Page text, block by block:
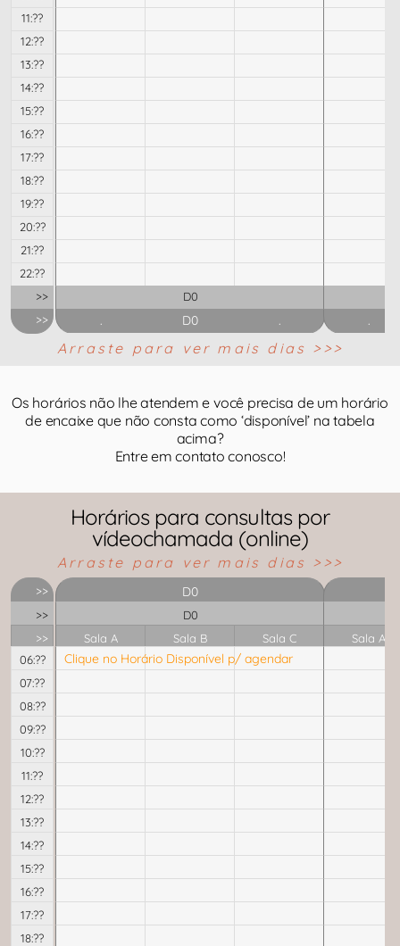
11:??
12:??
13:??
14:??
15:??
16:??
17:??
18:??
19:??
20:??
21:??
22:??
>>
>>
.
D0
D0 . .
Arraste para ver mais dias >>>
Os horários não lhe atendem e você precisa de um horário
de encaixe que não consta como ‘disponível’ na tabela
acima?
Entre em contato conosco!
Horários para consultas por
vídeochamada (online)
Arraste para ver mais dias >>>
>>
>>
>>
06:??
07:??
08:??
09:??
10:??
11:??
12:??
13:??
14:??
15:??
16:??
17:??
18:??
Clique no Horário Disponível p/ agendar
Sala A
D0
D0
Sala B
Sala C Sala A